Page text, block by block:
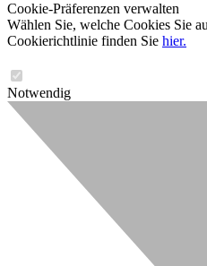
Cookie-Präferenzen verwalten
Wählen Sie, welche Cookies Sie
Cookierichtlinie finden Sie hier.
Notwendig